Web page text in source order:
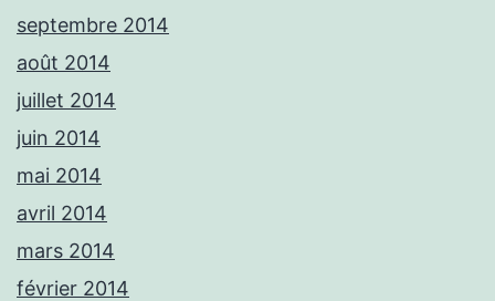
septembre 2014
août 2014
juillet 2014
juin 2014
mai 2014
avril 2014
mars 2014
février 2014